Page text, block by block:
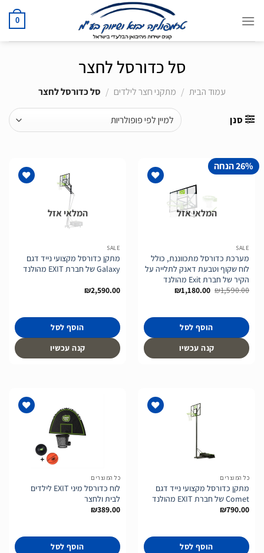
0
סל כדורסל לחצר
עמוד הבית / מתקני חצר לילדים / סל כדורסל לחצר
סנן
26% הנחה
המלאי אזל
SALE
מערכת כדורסל מתכווננת, כולל
לוח שקוף וטבעת דאנק לתלייה על
הקיר של חברת Exit מהולנד
₪1,590.00 המחיר
המקורי
₪1,180.00 המחיר
הוסף לסל
קנה עכשיו
המלאי אזל
SALE
מתקן כדורסל מקצועי נייד דגם
Galaxy של חברת EXIT מהולנד
₪2,590.00
הוסף לסל
קנה עכשיו
כל המוצרים
מתקן כדורסל מקצועי נייד דגם
Comet של חברת EXIT מהולנד
₪790.00
הוסף לסל
כל המוצרים
לוח כדורסל מיני EXIT לילדים
לבית ולחצר
₪389.00
הוסף לסל